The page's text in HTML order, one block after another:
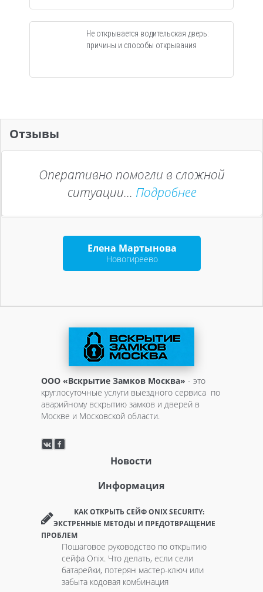
Не открывается водительская дверь:
причины и способы открывания
Отзывы
Оперативно помогли в сложной
ситуации... Подробнее
Елена Мартынова
Новогиреево
ООО «Вскрытие Замков Москва» - это
круглосуточные услуги выездного сервиса по
аварийному вскрытию замков и дверей в
Москве и Московской области.
Новости
Информация
КАК ОТКРЫТЬ СЕЙФ ONIX SECURITY:
ЭКСТРЕННЫЕ МЕТОДЫ И ПРЕДОТВРАЩЕНИЕ
ПРОБЛЕМ
Пошаговое руководство по открытию
сейфа Onix. Что делать, если сели
батарейки, потерян мастер-ключ или
забыта кодовая комбинация